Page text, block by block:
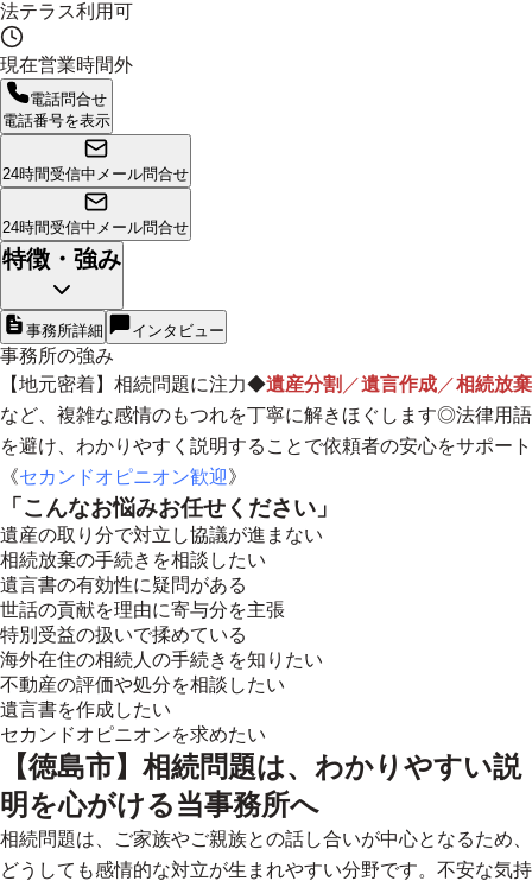
法テラス利用可
現在営業時間外
電話問合せ
電話番号を表示
24時間受信中 メール問合せ
24時間受信中 メール問合せ
特徴・強み
事務所詳細 インタビュー
事務所の強み
【地元密着】相続問題に注力◆遺産分割 ／遺言作成 ／相続放棄
など、複雑な感情のもつれを丁寧に解きほぐします◎法律用語
を避け、わかりやすく説明することで依頼者の安心をサポート
《セカンドオピニオン歓迎》
「こんなお悩みお任せください」
遺産の取り分で対立し協議が進まない
相続放棄の手続きを相談したい
遺言書の有効性に疑問がある
世話の貢献を理由に寄与分を主張
特別受益の扱いで揉めている
海外在住の相続人の手続きを知りたい
不動産の評価や処分を相談したい
遺言書を作成したい
セカンドオピニオンを求めたい
【徳島市】相続問題は、わかりやすい説
明を心がける当事務所へ
相続問題は、ご家族やご親族との話し合いが中心となるため、
どうしても感情的な対立が生まれやすい分野です。不安な気持